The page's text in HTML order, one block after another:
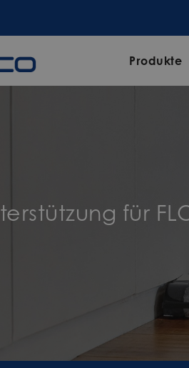
Produkte
für